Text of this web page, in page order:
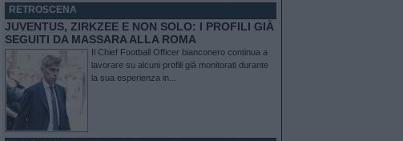
RETROSCENA
JUVENTUS, ZIRKZEE E NON SOLO: I PROFILI GIÀ
SEGUITI DA MASSARA ALLA ROMA
Il Chief Football Officer bianconero continua a
lavorare su alcuni profili già monitorati durante
la sua esperienza in...